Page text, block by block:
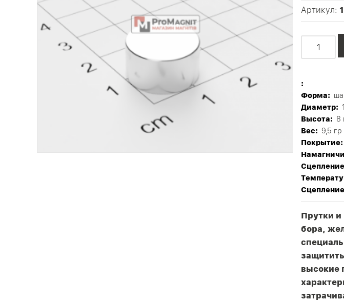
Артикул:
:
Форма:
Диаметр:
Высота: 8
Вес: 9,5 гр
Покрытие:
Прутки и
бора,
высокие